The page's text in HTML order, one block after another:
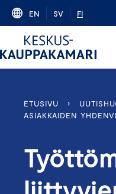
Skip
content
EN SV FI
ETUSIVU ›
ASIAKKAIDEN